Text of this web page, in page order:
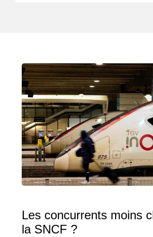
Les concurrents moins
la SNCF ?